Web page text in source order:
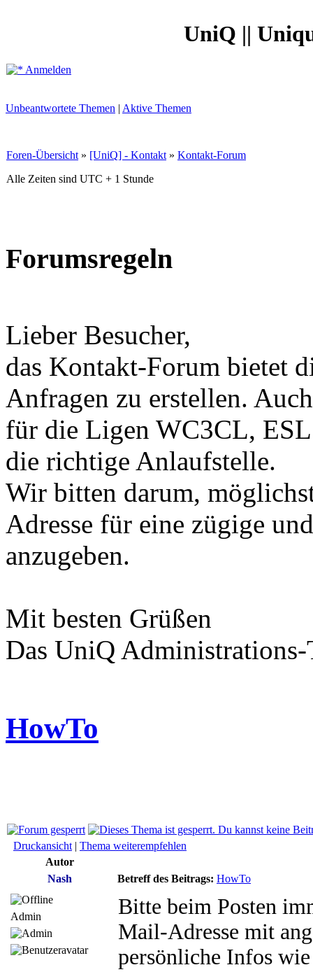
UniQ ||
Anmelden
Unbeantwortete Themen | Aktive Themen
Foren-Übersicht » [UniQ] - Kontakt » Kontakt-Forum
Alle Zeiten sind UTC + 1 Stunde
Forumsregeln
Lieber Besucher,
das Kontakt-Forum bietet
Anfragen zu erstellen.
für die Ligen WC3CL,
die richtige Anlaufstelle.
Wir bitten darum,
Adresse für eine zügige
anzugeben.
Mit besten Grüßen
Das UniQ Administrations-
HowTo
Druckansicht | Thema weiterempfehlen
Autor
Nash
Betreff des Beitrags: HowTo
Admin
Bitte beim Posten
Mail-Adresse mit
persönliche Infos